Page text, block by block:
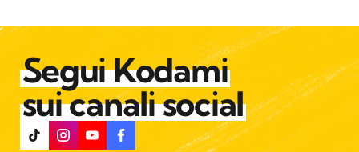
Segui Kodami
sui canali social